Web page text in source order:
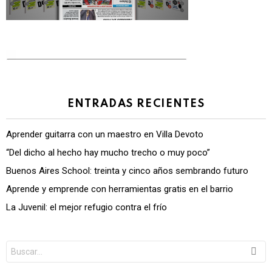
ENTRADAS RECIENTES
Aprender guitarra con un maestro en Villa Devoto
“Del dicho al hecho hay mucho trecho o muy poco”
Buenos Aires School: treinta y cinco años sembrando futuro
Aprende y emprende con herramientas gratis en el barrio
La Juvenil: el mejor refugio contra el frío
for: